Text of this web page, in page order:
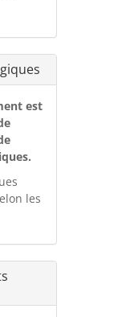
est
les